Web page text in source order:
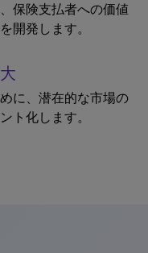
保険支払者への価値
開発します。
に、潜在的な市場の
ト化します。